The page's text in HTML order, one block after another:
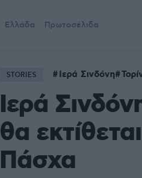
Ελλάδα Πρωτοσέλιδα
STORIES Ιερά Σινδόνη
Ιερά
θα
Πάσχα